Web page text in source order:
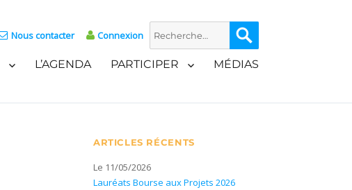
Nous contacter Connexion
Recherche
pour :
L’AGENDA PARTICIPER MÉDIAS
ARTICLES RÉCENTS
Le 11/05/2026
Lauréats Bourse aux Projets 2026